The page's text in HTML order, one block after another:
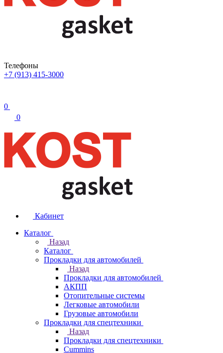
Телефоны
+7 (913) 415-3000
0
0
Кабинет
Каталог
Назад
Каталог
Прокладки для автомобилей
Назад
Прокладки для автомобилей
АКПП
Отопительные системы
Легковые автомобили
Грузовые автомобили
Прокладки для спецтехники
Назад
Прокладки для спецтехники
Cummins